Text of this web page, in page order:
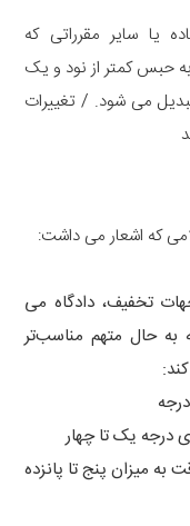
یا سایر مقرراتی که
حبس کمتر از نود و یک
می شود. / تغییرات
تخفیف، دادگاه می
به حال متهم مناسب‌تر
درجه یک تا چهار
میزان پنج تا پانزده